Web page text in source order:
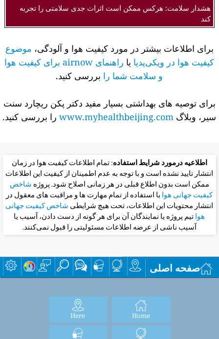
هشدار سلامت: هرکس ممکن است اثرات جدی سلامتی را تجربه
کند
برای اطلاعات بیشتر در مورد کیفیت هوا و آلودگی، موضوع
کیفیت هوا در ویکی‌پدیایا
راهنمای airnow برای کیفیت هوا
و سلامت شما را بررسی کنید.
برای توصیه های بهداشتی بسیار مفید دکتر پکن ریچارد سنت
سیر، وبلاگ www.myhealthbeijing.comرا بررسی کنید.
اطلاعیه درمورد شرایط استفاده: تمام اطلاعات کیفیت هوا در زمان
انتشار تایید نشده است و با توجه به عدم اطمینان از کیفیت این اطلاعات
ممکن است بدون اطلاع قبلی در هر زمانی اصلاح شود. پروژهشاخص
کیفیت جهانی هوابا استفاده از تمام مهارت ها و مراقبت های معقول در
انتشار محتویات این اطلاعات، تحت هیچ شرایطیشاخص کیفیت جهانی
هواتیم پروژه یا نمایندگان آن برای هر گونه از دست دادن، آسیب یا
آسیب ناشی از عرضه اطلاعات مسئولیتی را قبول نمی‌کنند.
صفحه اصلی
Home
Here